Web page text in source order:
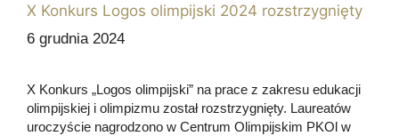
X Konkurs Logos olimpijski 2024 rozstrzygnięty
6 grudnia 2024
X Konkurs „Logos olimpijski” na prace z zakresu edukacji
olimpijskiej i olimpizmu został rozstrzygnięty. Laureatów
uroczyście nagrodzono w Centrum Olimpijskim PKOl w